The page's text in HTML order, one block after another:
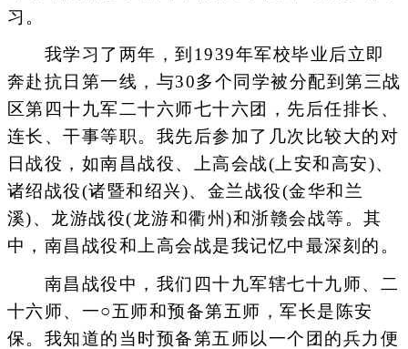
习。
我学习了两年，到1939年军校毕业后立即
奔赴抗日第一线，与30多个同学被分配到第三战
区第四十九军二十六师七十六团，先后任排长、
连长、干事等职。我先后参加了几次比较大的对
日战役，如南昌战役、上高会战(上安和高安)、
诸绍战役(诸暨和绍兴)、金兰战役(金华和兰
溪)、龙游战役(龙游和衢州)和浙赣会战等。其
中，南昌战役和上高会战是我记忆中最深刻的。
南昌战役中，我们四十九军辖七十九师、二
十六师、一○五师和预备第五师，军长是陈安
保。我知道的当时预备第五师以一个团的兵力便